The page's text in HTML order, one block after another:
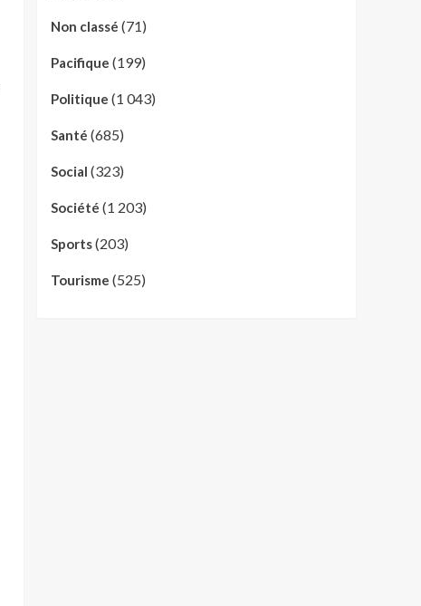
Non classé (71)
Pacifique (199)
Politique (1 043)
Santé (685)
Social (323)
Société (1 203)
Sports(203)
Tourisme (525)